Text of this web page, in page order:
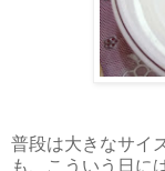
普段は大きなサイ
も、こういう日に